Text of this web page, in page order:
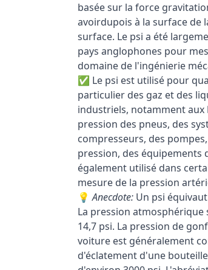
basée sur la force
avoirdupois à la surface de
surface. Le psi a été
pays anglophones pour
domaine de l'ingénierie
✅ Le psi est utilisé pour
particulier des gaz et des
industriels, notamment aux
pression des pneus, des
compresseurs, des
pression, des équipements
également utilisé dans
mesure de la pression
💡Anecdote: Un psi
La pression
14,7 psi. La pression de
voiture est généralement
d'éclatement d'une